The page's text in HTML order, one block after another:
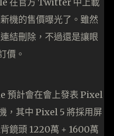
在官方 Twitter 中上載
機的售價曝光了。雖然
結刪除，不過還是讓眼
價。
預計會在會上發表 Pixel
，其中 Pixel 5 將採用屏
鏡頭 1220萬 + 1600萬